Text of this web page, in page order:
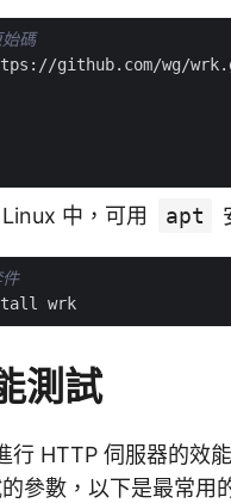
碼
中，可用 apt
測試
行 HTTP 伺服器的效
參數，以下是最常用